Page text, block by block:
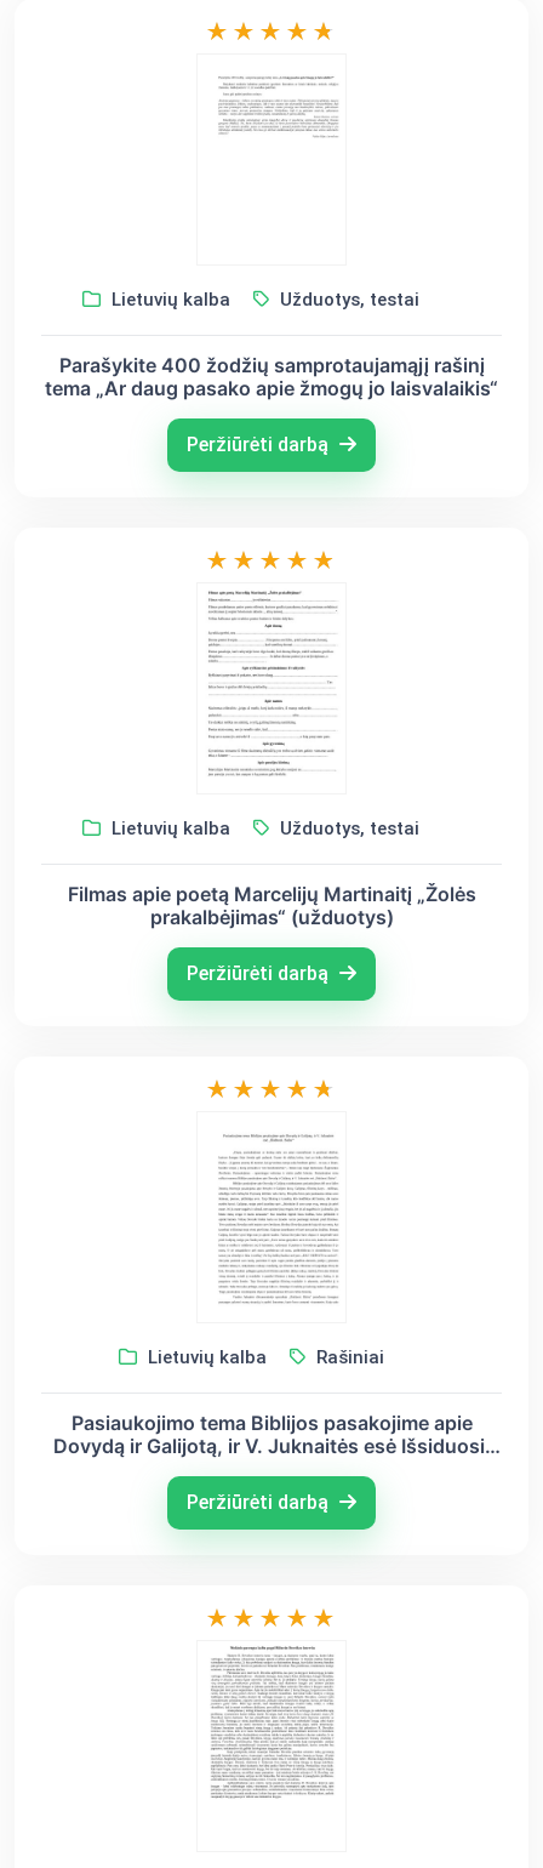
Lietuvių kalba Užduotys, testai
Parašykite 400 žodžių samprotaujamąjį rašinį
tema „Ar daug pasako apie žmogų jo laisvalaikis“
Peržiūrėti darbą
Lietuvių kalba Užduotys, testai
Filmas apie poetą Marcelijų Martinaitį „Žolės
prakalbėjimas“ (užduotys)
Peržiūrėti darbą
Lietuvių kalba Rašiniai
Pasiaukojimo tema Biblijos pasakojime apie
Dovydą ir Galijotą, ir V. Juknaitės esė Išsiduosi.
Peržiūrėti darbą